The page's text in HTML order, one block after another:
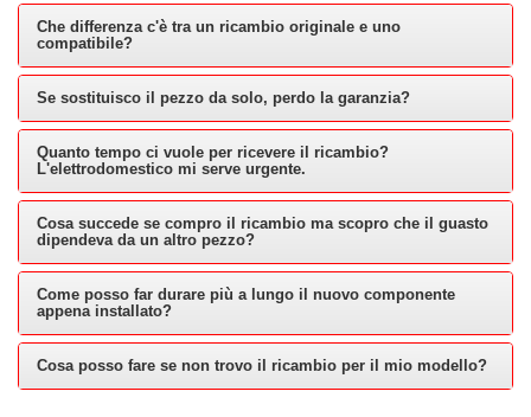
Che differenza c'è tra un ricambio originale e uno
compatibile?
Se sostituisco il pezzo da solo, perdo la garanzia?
Quanto tempo ci vuole per ricevere il ricambio?
L'elettrodomestico mi serve urgente.
Cosa succede se compro il ricambio ma scopro che il guasto
dipendeva da un altro pezzo?
Come posso far durare più a lungo il nuovo componente
appena installato?
Cosa posso fare se non trovo il ricambio per il mio modello?